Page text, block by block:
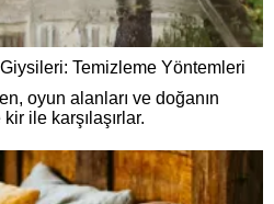
Temizleme Yöntemleri
oyun alanları ve doğanın
ile karşılaşırlar.